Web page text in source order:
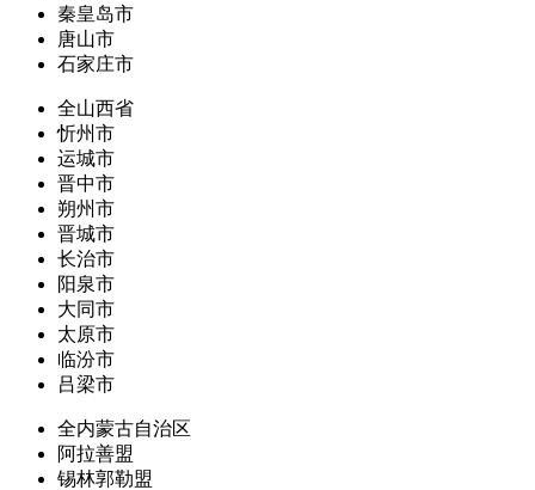
秦皇岛市
唐山市
石家庄市
全山西省
忻州市
运城市
晋中市
朔州市
晋城市
长治市
阳泉市
大同市
太原市
临汾市
吕梁市
全内蒙古自治区
阿拉善盟
锡林郭勒盟